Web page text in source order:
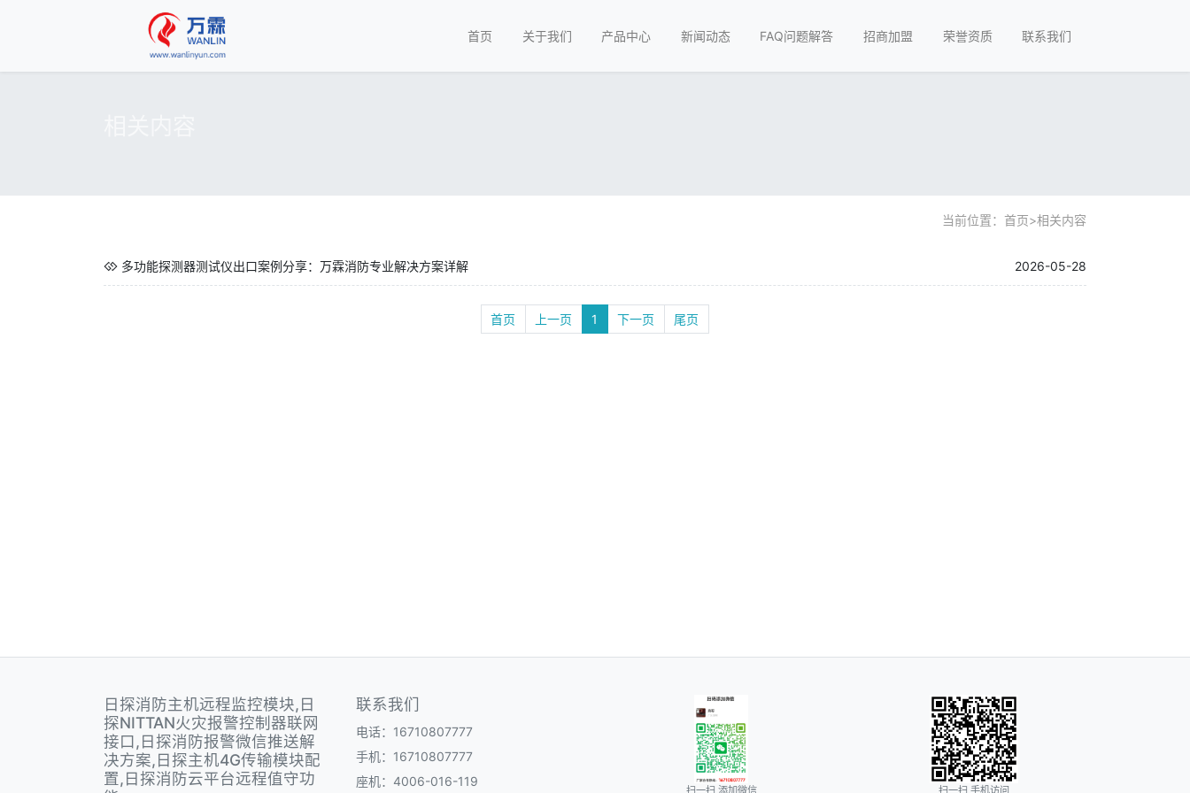
首页 关于我们 产品中心 新闻动态 FAQ问题解答 招商加盟 荣誉资质 联系我们
当前位置： 首页>相关内容
多功能探测器测试仪出口案例分享：万霖消防专业解决方案详解 2026-05-28
首页 上一页 1 下一页 尾页
日探消防主机远程监控模块,日
探NITTAN火灾报警控制器联网
接口,日探消防报警微信推送解
决方案,日探主机4G传输模块配
置,日探消防云平台远程值守功
联系我们
电话：16710807777
手机：16710807777
座机：4006-016-119
扫一扫 添加微信 扫一扫 手机访问